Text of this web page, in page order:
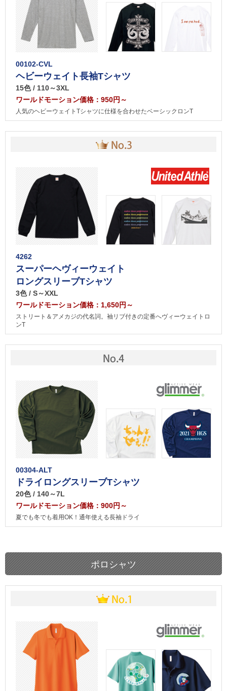
00102-CVL
ヘビーウェイト長袖Tシャツ
15色 / 110～3XL
ワールドモーション価格：950円～
人気のヘビーウェイトTシャツに仕様を合わせたベーシックロンT
4262
スーパーヘヴィーウェイト
ロングスリーブTシャツ
3色 / S～XXL
ワールドモーション価格：1,650円～
ストリート＆アメカジの代名詞。袖リブ付きの定番へヴィーウェイトロ
ンT
00304-ALT
ドライロングスリーブTシャツ
20色 / 140～7L
ワールドモーション価格：900円～
夏でも冬でも着用OK！通年使える長袖ドライ
ポロシャツ